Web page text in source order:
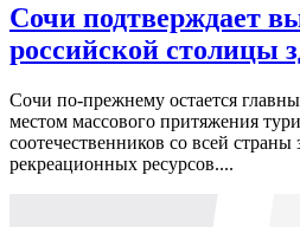
Сочи подтверждает
российской столицы
Сочи по-прежнему остается
местом массового притяжения
соотечественников со всей страны
рекреационных ресурсов....